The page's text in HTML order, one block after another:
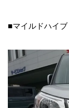
■マイルドハイ